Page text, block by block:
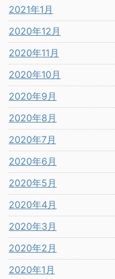
2021年1月
2020年12月
2020年11月
2020年10月
2020年9月
2020年8月
2020年7月
2020年6月
2020年5月
2020年4月
2020年3月
2020年2月
2020年1月